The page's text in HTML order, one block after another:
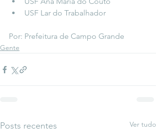
USF Lar do Trabalhador
Por: Prefeitura de Campo Grande
Gente
Posts recentes Ver tudo